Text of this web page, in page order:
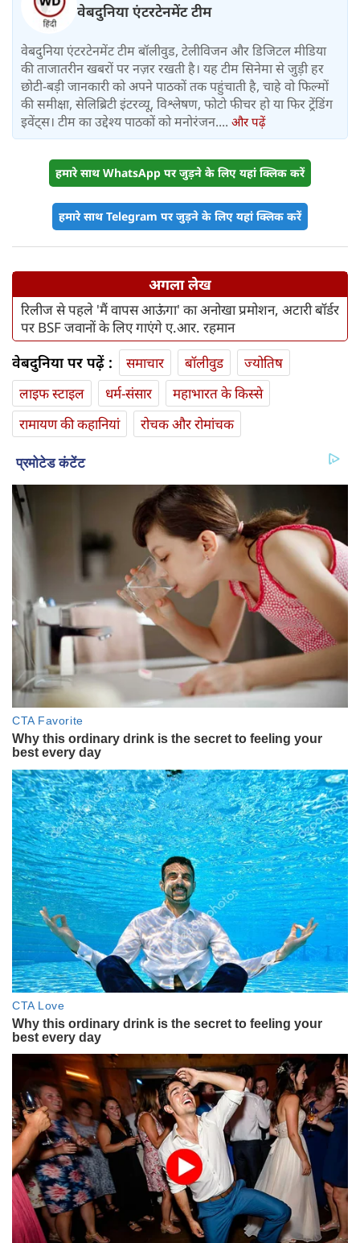
वेबदुनिया एंटरटेनमेंट टीम
वेबदुनिया एंटरटेनमेंट टीम बॉलीवुड, टेलीविजन और डिजिटल मीडिया
की ताजातरीन खबरों पर नज़र रखती है। यह टीम सिनेमा से जुड़ी हर
छोटी-बड़ी जानकारी को अपने पाठकों तक पहुंचाती है, चाहे वो फिल्मों
की समीक्षा, सेलिब्रिटी इंटरव्यू, विश्लेषण, फोटो फीचर हो या फिर ट्रेंडिंग
इवेंट्स। टीम का उद्देश्य पाठकों को मनोरंजन.... और पढ़ें
हमारे साथ WhatsApp पर जुड़ने के लिए यहां क्लिक करें
हमारे साथ Telegram पर जुड़ने के लिए यहां क्लिक करें
अगला लेख
रिलीज से पहले 'मैं वापस आऊंगा' का अनोखा प्रमोशन, अटारी बॉर्डर
पर BSF जवानों के लिए गाएंगे ए.आर. रहमान
वेबदुनिया पर पढ़ें : समाचार बॉलीवुड
ज्योतिष
लाइफ स्‍टाइल
धर्म-संसार
महाभारत के किस्से
रामायण की कहानियां
रोचक और रोमांचक